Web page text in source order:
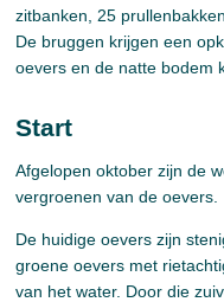
zitbanken, 25
De bruggen krijgen een
oevers en de natte bodem
Start
Afgelopen oktober zijn de
vergroenen van de oevers.
De huidige oevers zijn
groene oevers met
van het water. Door die